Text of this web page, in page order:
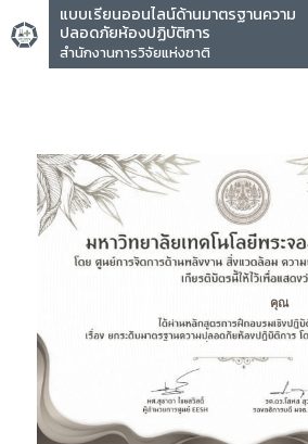
แบบเรียนออนไลน์ด้านมาตรฐานความ
ปลอดภัยห้องปฏิบัติการ
สำนักงานการวิจัยแห่งชาติ
คุณ